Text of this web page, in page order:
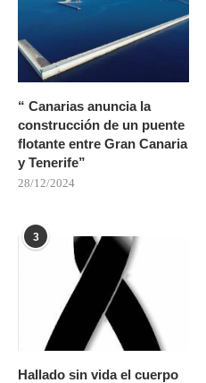
“ Canarias anuncia la
construcción de un puente
flotante entre Gran Canaria
y Tenerife”
28/12/2024
3
Hallado sin vida el cuerpo